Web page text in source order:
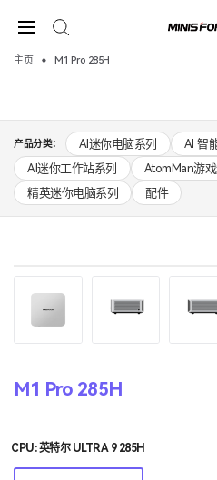
主页 M1 Pro 285H
产品分类： AI迷你电脑系列
AI 智
AI迷你工作站系列
AtomMan游
精英迷你电脑系列
配件
M1 Pro 285H
CPU:英特尔 ULTRA 9 285H